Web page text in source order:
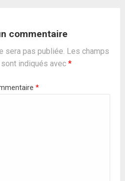
commentaire
sera pas publiée. Les champs
indiqués avec *
*